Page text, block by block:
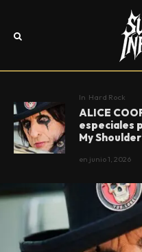
In Hard Rock
ALICE
especiales
My
en junio 1, 2026